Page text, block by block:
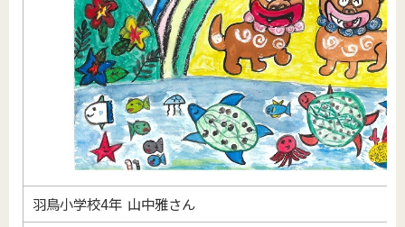
羽鳥小学校4年 山中雅さん